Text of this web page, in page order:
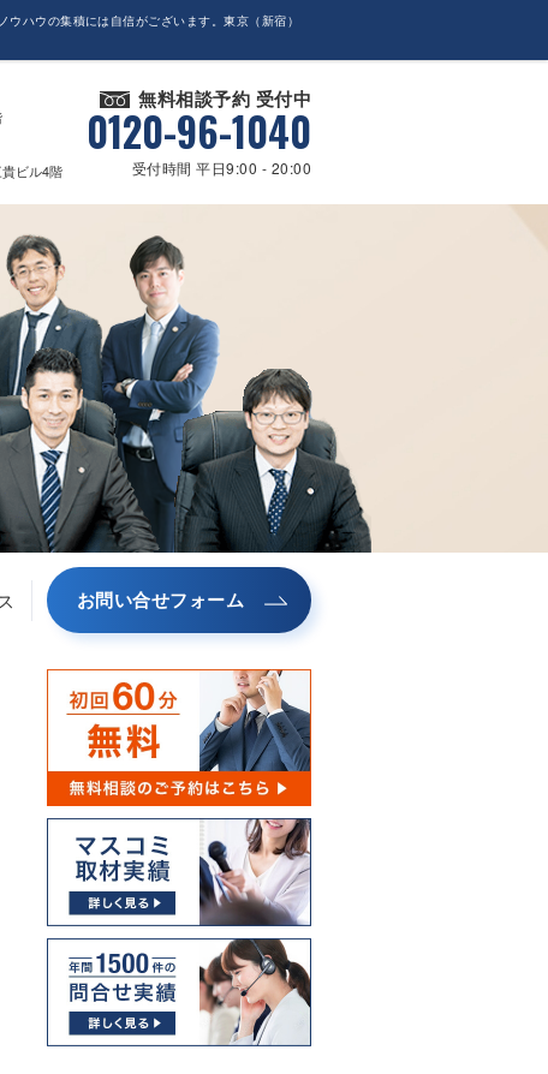
ハウの集積には自信がございます。東京（新宿）
ビル4階
無料相談予約 受付中
0120-96-1040
受付時間 平日9:00 - 20:00
お問い合せフォーム